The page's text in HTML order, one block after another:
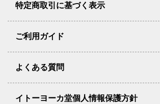
特定商取引に基づく表示
ご利用ガイド
よくある質問
イトーヨーカ堂個人情報保護方針